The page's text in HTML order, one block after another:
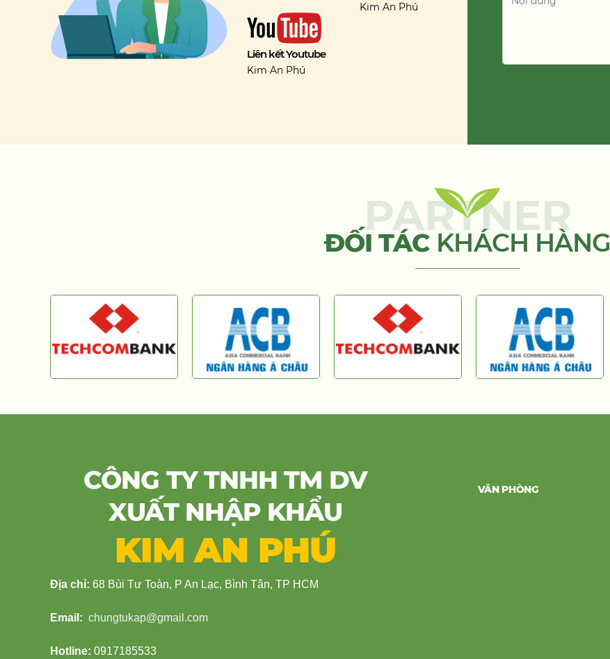
Kim An Phú
Liên kết Youtube
Kim An Phú
PARTNER
ĐỐI TÁC KHÁCH HÀNG
CÔNG TY TNHH TM DV
XUẤT NHẬP KHẨU
KIM AN PHÚ
Địa chỉ: 68 Bùi Tư Toàn, P An Lạc, Bình Tân, TP HCM
Email: chungtukap@gmail.com
Hotline: 0917185533
VĂN PHÒNG